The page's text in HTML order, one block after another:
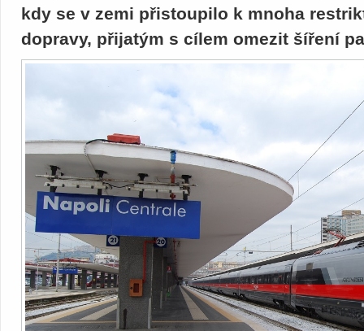
kdy se v zemi přistoupilo k mnoha
dopravy, přijatým s cílem omezit šíření